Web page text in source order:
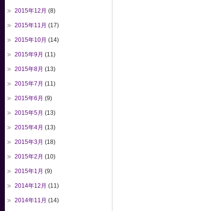
2015年12月 (8)
2015年11月 (17)
2015年10月 (14)
2015年9月 (11)
2015年8月 (13)
2015年7月 (11)
2015年6月 (9)
2015年5月 (13)
2015年4月 (13)
2015年3月 (18)
2015年2月 (10)
2015年1月 (9)
2014年12月 (11)
2014年11月 (14)